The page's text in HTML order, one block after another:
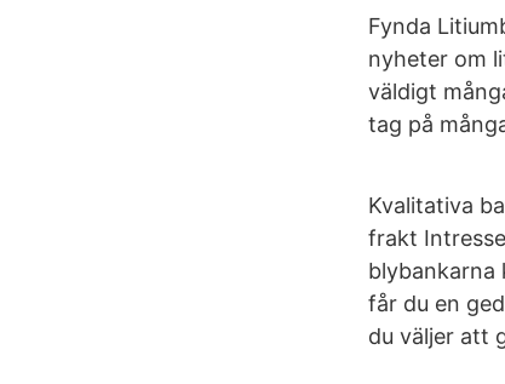
Fynda
nyheter om
väldigt
tag på
Kvalitativa
frakt
blybankarna
får du en
du väljer att